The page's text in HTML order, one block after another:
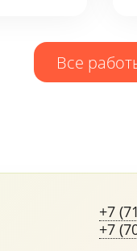
Все
+7
+7